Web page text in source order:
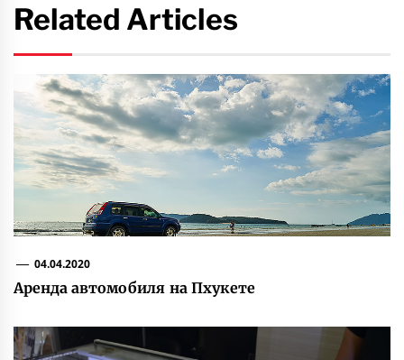
Related Articles
04.04.2020
Аренда автомобиля на Пхукете